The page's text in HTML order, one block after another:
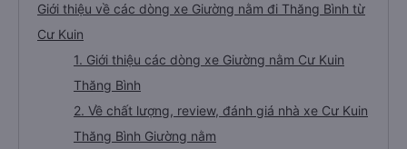
Giới thiệu về các dòng xe Giường nằm đi Thăng Bình từ
Cư Kuin
1. Giới thiệu các dòng xe Giường nằm Cư Kuin
Thăng Bình
2. Về chất lượng, review, đánh giá nhà xe Cư Kuin
Thăng Bình Giường nằm